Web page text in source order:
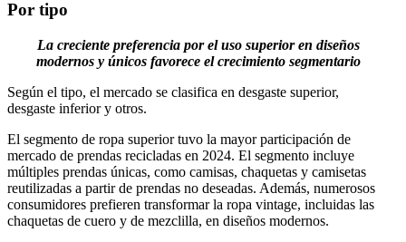
Por tipo
La creciente preferencia por el uso superior en diseños
modernos y únicos favorece el crecimiento segmentario
Según el tipo, el mercado se clasifica en desgaste superior,
desgaste inferior y otros.
El segmento de ropa superior tuvo la mayor participación de
mercado de prendas recicladas en 2024. El segmento incluye
múltiples prendas únicas, como camisas, chaquetas y camisetas
reutilizadas a partir de prendas no deseadas. Además, numerosos
consumidores prefieren transformar la ropa vintage, incluidas las
chaquetas de cuero y de mezclilla, en diseños modernos.